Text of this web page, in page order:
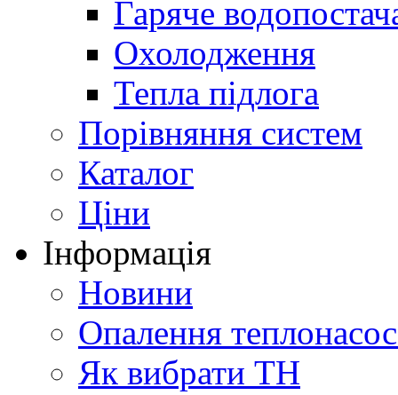
Гаряче
Охолодження
Тепла підлога
Порівняння систем
Каталог
Ціни
Інформація
Новини
Опалення
Як вибрати ТН